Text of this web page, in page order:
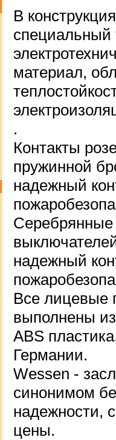
В
специальный
материал,
.
Контакты
пружинной
надежный
Серебрянные
надежный
Все лицевые
выполнены из
ABS
Германии.
Wessen -
синонимом
надежности,
цены.